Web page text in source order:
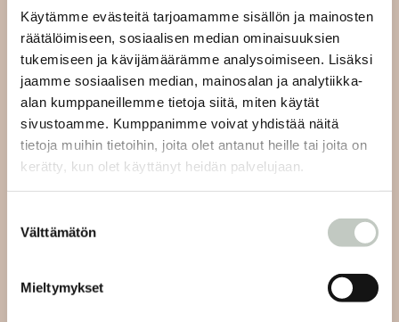
Käytämme evästeitä tarjoamamme sisällön ja mainosten
räätälöimiseen, sosiaalisen median ominaisuuksien
tukemiseen ja kävijämäärämme analysoimiseen. Lisäksi
jaamme sosiaalisen median, mainosalan ja analytiikka-
alan kumppaneillemme tietoja siitä, miten käytät
sivustoamme. Kumppanimme voivat yhdistää näitä
tietoja muihin tietoihin, joita olet antanut heille tai joita on
kerätty, kun olet käyttänyt heidän palvelujaan.
valinta
Välttämätön
Mieltymykset
Tilaa
Lähetämme sinulle vastauksen viestiisi 48 tunnin sisällä